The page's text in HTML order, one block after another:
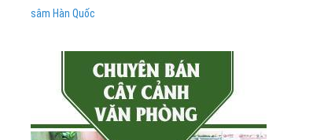
sâm Hàn Quốc